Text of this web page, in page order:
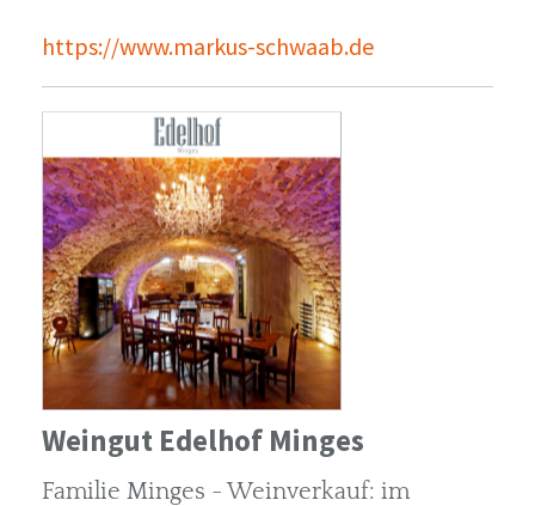
https://www.markus-schwaab.de
Weingut Edelhof Minges
Familie Minges - Weinverkauf: im